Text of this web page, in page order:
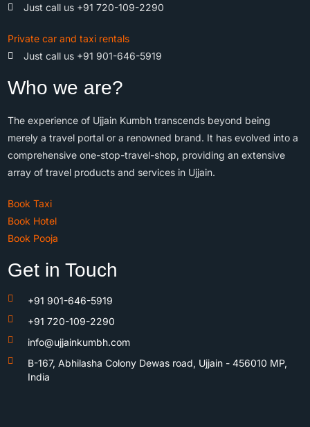
Just call us +91 720-109-2290
Private car and taxi rentals
Just call us +91 901-646-5919
Who we are?
The experience of Ujjain Kumbh transcends beyond being
merely a travel portal or a renowned brand. It has evolved into a
comprehensive one-stop-travel-shop, providing an extensive
array of travel products and services in Ujjain.
Book Taxi
Book Hotel
Book Pooja
Get in Touch
+91 901-646-5919
+91 720-109-2290
info@ujjainkumbh.com
B-167, Abhilasha Colony Dewas road, Ujjain - 456010 MP,
India